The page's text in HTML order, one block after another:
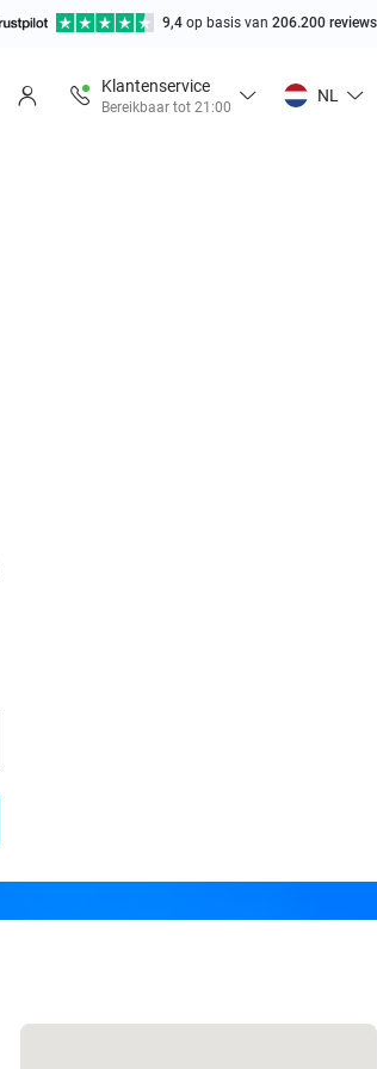
9,4 op basis van 206.200 reviews
Klantenservice
Bereikbaar tot 21:00
NL